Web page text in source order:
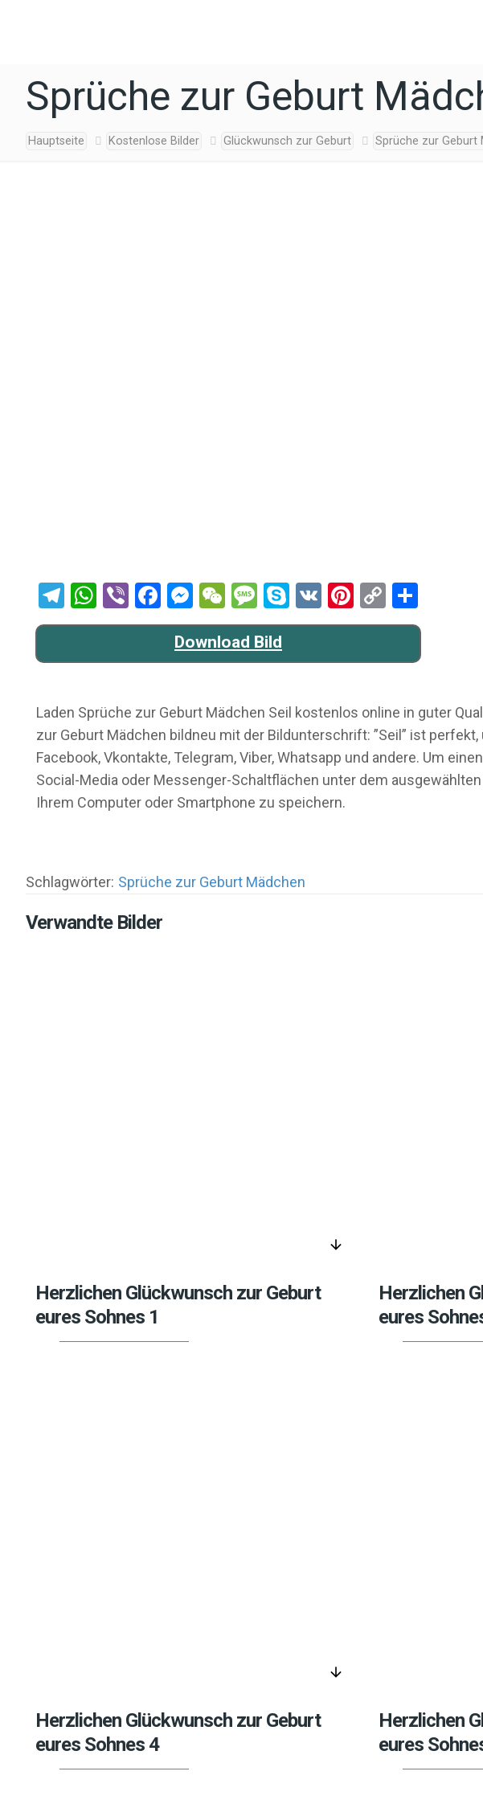
Sprüche zur Geburt
Hauptseite Kostenlose Bilder Glückwunsch zur Geburt Sprüche zur Geburt
Telegram
WhatsApp
ViberFacebook
Messenger
WeChat
Message
Skype
VK Pinterest
Copy
Link
Download Bild
Laden Sprüche zur Geburt Mädchen Seil kostenlos online in guter
zur Geburt Mädchen bildneu mit der Bildunterschrift: ”Seil” ist
Facebook, Vkontakte, Telegram, Viber, Whatsapp und andere. Um
Social-Media oder Messenger-Schaltflächen unter dem
Ihrem Computer oder Smartphone zu speichern.
Schlagwörter: Sprüche zur Geburt Mädchen
Verwandte Bilder
arrow_downward
Herzlichen Glückwunsch zur Geburt
eures Sohnes 1
Herzlichen
eures
arrow_downward
Herzlichen Glückwunsch zur Geburt
eures Sohnes 4
Herzlichen
eures